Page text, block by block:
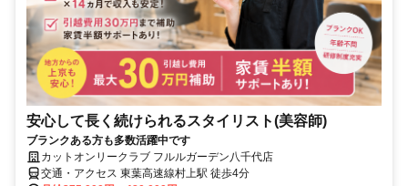
安心して長く続けられるスタイリスト(美容師)
ブランクある方も多数活躍中です
カットオンリークラブ フルルガーデン八千代店
交通・アクセス 東葉高速線村上駅 徒歩4分